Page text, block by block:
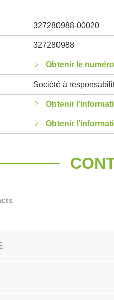
327280988-00020
327280988
Obtenir le numéro
Société à
Obtenir
Obtenir